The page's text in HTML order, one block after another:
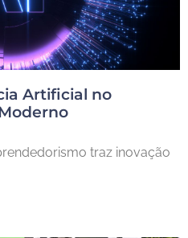
Artificial no
traz inovação